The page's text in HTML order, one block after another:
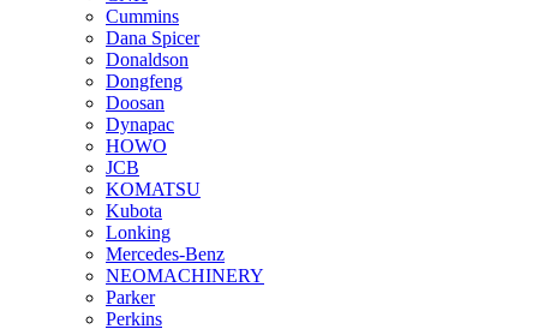
Cummins
Dana Spicer
Donaldson
Dongfeng
Doosan
Dynapac
HOWO
JCB
KOMATSU
Kubota
Lonking
Mercedes-Benz
NEOMACHINERY
Parker
Perkins